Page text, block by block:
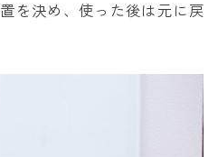
を決め、使った後は元に戻